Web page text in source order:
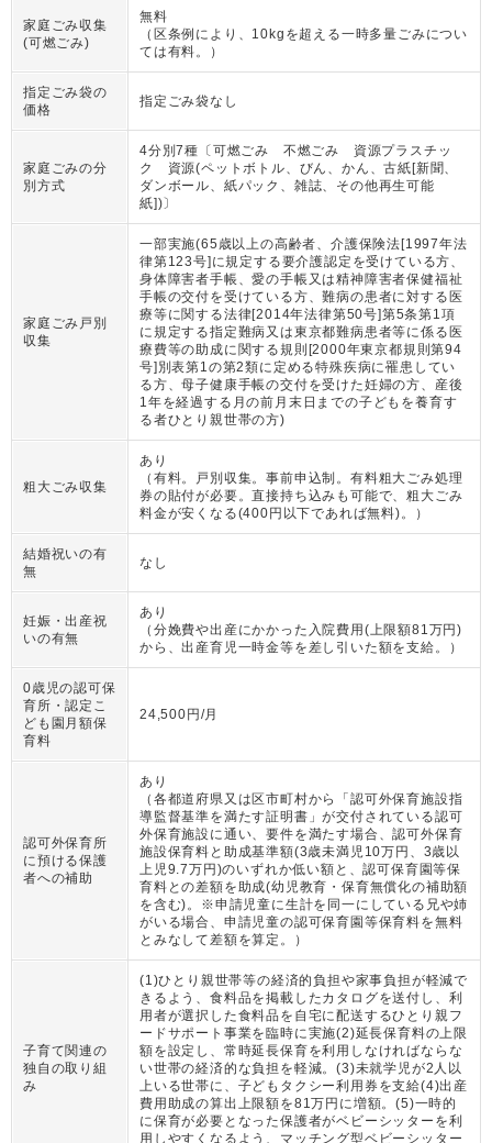
家庭ごみ収集
(可燃ごみ)
無料
（ 区条例により、10kgを超える一時多量ごみについ
ては有料。
）
指定ごみ袋の
価格
指定ごみ袋なし
家庭ごみの分
別方式
4分別7種〔可燃ごみ 不燃ごみ 資源プラスチッ
ク 資源(ペットボトル、びん、かん、古紙[新聞、
ダンボール、紙パック、雑誌、その他再生可能
紙])〕
家庭ごみ戸別
収集
一部実施(65歳以上の高齢者、介護保険法[1997年法
律第123号]に規定する要介護認定を受けている方、
身体障害者手帳、愛の手帳又は精神障害者保健福祉
手帳の交付を受けている方、難病の患者に対する医
療等に関する法律[2014年法律第50号]第5条第1項
に規定する指定難病又は東京都難病患者等に係る医
療費等の助成に関する規則[2000年東京都規則第94
号]別表第1の第2類に定める特殊疾病に罹患してい
る方、母子健康手帳の交付を受けた妊婦の方、産後
1年を経過する月の前月末日までの子どもを養育す
る者ひとり親世帯の方)
粗大ごみ収集
あり
（ 有料。戸別収集。事前申込制。有料粗大ごみ処理
券の貼付が必要。直接持ち込みも可能で、粗大ごみ
料金が安くなる(400円以下であれば無料)。
）
結婚祝いの有
無
なし
妊娠・出産祝
いの有無
あり
（ 分娩費や出産にかかった入院費用(上限額81万円)
から、出産育児一時金等を差し引いた額を支給。
）
0歳児の認可保
育所・認定こ
ども園月額保
育料
24,500円/月
認可外保育所
に預ける保護
者への補助
あり
（ 各都道府県又は区市町村から「認可外保育施設指
導監督基準を満たす証明書」が交付されている認可
外保育施設に通い、要件を満たす場合、認可外保育
施設保育料と助成基準額(3歳未満児10万円、3歳以
上児9.7万円)のいずれか低い額と、認可保育園等保
育料との差額を助成(幼児教育・保育無償化の補助額
を含む)。※申請児童に生計を同一にしている兄や姉
がいる場合、申請児童の認可保育園等保育料を無料
とみなして差額を算定。
）
子育て関連の
独自の取り組
み
(1)ひとり親世帯等の経済的負担や家事負担が軽減で
きるよう、食料品を掲載したカタログを送付し、利
用者が選択した食料品を自宅に配送するひとり親フ
ードサポート事業を臨時に実施(2)延長保育料の上限
額を設定し、常時延長保育を利用しなければならな
い世帯の経済的な負担を軽減。(3)未就学児が2人以
上いる世帯に、子どもタクシー利用券を支給(4)出産
費用助成の算出上限額を81万円に増額。(5)一時的
に保育が必要となった保護者がベビーシッターを利
用しやすくなるよう、マッチング型ベビーシッター